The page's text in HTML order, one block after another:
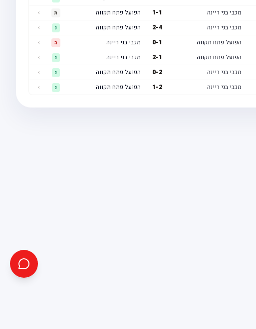
מכבי בני ריינה 1-1 הפועל פתח תקווה ת
›
מכבי בני ריינה 2-4 הפועל פתח תקווה נ
›
הפועל פתח תקווה 0-1 מכבי בני ריינה ה
›
הפועל פתח תקווה 2-1 מכבי בני ריינה נ
›
מכבי בני ריינה 0-2 הפועל פתח תקווה נ
›
מכבי בני ריינה 1-2 הפועל פתח תקווה נ ›